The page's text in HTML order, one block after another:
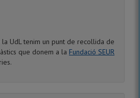
UdL tenim un punt de recollida de
que donem a la Fundació SEUR